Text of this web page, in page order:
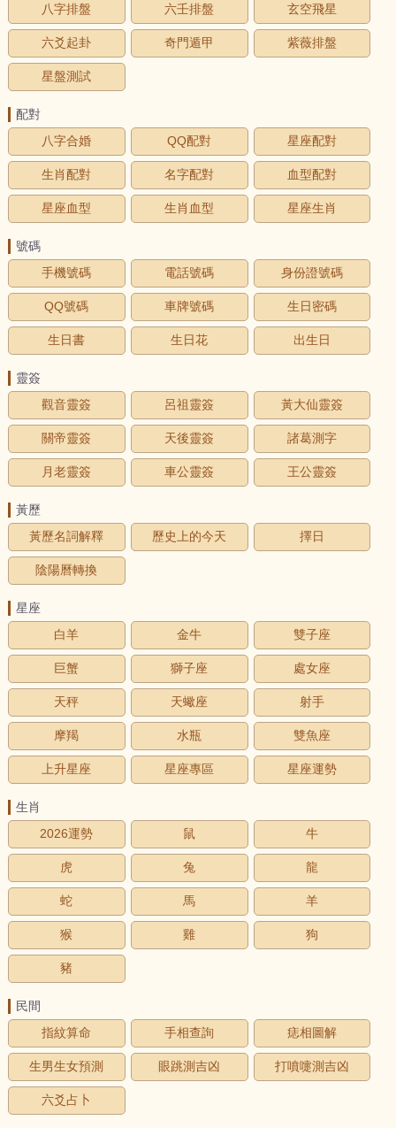
八字排盤
六壬排盤 玄空飛星
六爻起卦 奇門遁甲 紫薇排盤
星盤測試
配對
八字合婚
QQ配對 星座配對
生肖配對 名字配對 血型配對
星座血型 生肖血型 星座生肖
號碼
手機號碼
電話號碼 身份證號碼
QQ號碼 車牌號碼 生日密碼
生日書 生日花 出生日
靈簽
觀音靈簽
呂祖靈簽 黃大仙靈簽
關帝靈簽 天後靈簽 諸葛測字
月老靈簽 車公靈簽 王公靈簽
黃歷
黃歷名詞解釋
歷史上的今天 擇日
陰陽曆轉換
星座
白羊
金牛 雙子座
巨蟹 獅子座 處女座
天秤 天蠍座 射手
摩羯 水瓶 雙魚座
上升星座 星座專區 星座運勢
生肖
2026運勢
鼠 牛
虎 兔 龍
蛇 馬 羊
猴 雞 狗
豬
民間
指紋算命
手相查詢 痣相圖解
生男生女預測 眼跳測吉凶 打噴嚏測吉凶
六爻占卜